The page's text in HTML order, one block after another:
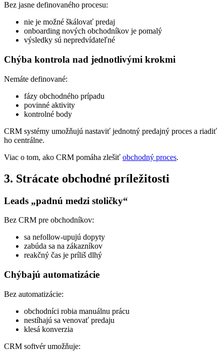
Bez jasne definovaného procesu:
nie je možné škálovať predaj
onboarding nových obchodníkov je pomalý
výsledky sú nepredvídateľné
Chýba kontrola nad jednotlivými krokmi
Nemáte definované:
fázy obchodného prípadu
povinné aktivity
kontrolné body
CRM systémy umožňujú nastaviť jednotný predajný proces a riadiť
ho centrálne.
Viac o tom, ako CRM pomáha zlešiť obchodný proces.
3. Strácate obchodné príležitosti
Leads „padnú medzi stoličky“
Bez CRM pre obchodníkov:
sa nefollow-upujú dopyty
zabúda sa na zákazníkov
reakčný čas je príliš dlhý
Chýbajú automatizácie
Bez automatizácie:
obchodníci robia manuálnu prácu
nestíhajú sa venovať predaju
klesá konverzia
CRM softvér umožňuje: